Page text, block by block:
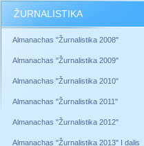
ŽURNALISTIKA
Almanachas "Žurnalistika 2008"
Almanachas "Žurnalistika 2009"
Almanachas "Žurnalistika 2010"
Almanachas "Žurnalistika 2011"
Almanachas "Žurnalistika 2012"
Almanachas "Žurnalistika 2013" I dalis